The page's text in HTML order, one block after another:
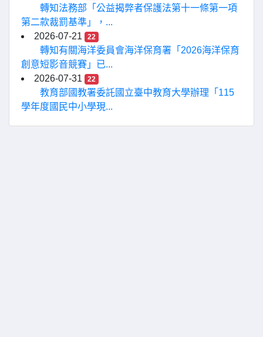
轉知法務部「公益揭弊者保護法第十一條第一項
第二款裁罰基準」，...
2026-07-21
22
轉知有關海洋委員會海洋保育署「2026海洋保育
創意短影音競賽」已...
2026-07-31
22
教育部國教署委託國立臺中教育大學辦理「115
學年度國民中小學現...